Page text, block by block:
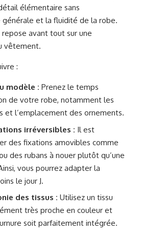
élémentaire sans
et la fluidité de la robe.
repose avant tout sur une
vêtement.
:
modèle : Prenez le temps
de votre robe, notamment les
et l’emplacement des ornements.
irréversibles : Il est
des fixations amovibles comme
des rubans à nouer plutôt qu’une
vous pourrez adapter la
le jour J.
des tissus : Utilisez un tissu
très proche en couleur et
soit parfaitement intégrée.